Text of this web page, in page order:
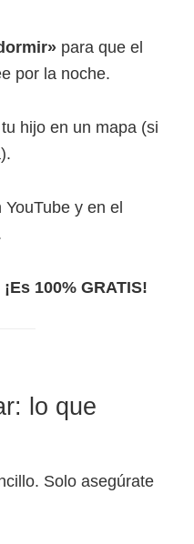
para que el
por la noche.
hijo en un mapa (si
YouTube y en el
¡Es 100% GRATIS!
lo que
Solo asegúrate